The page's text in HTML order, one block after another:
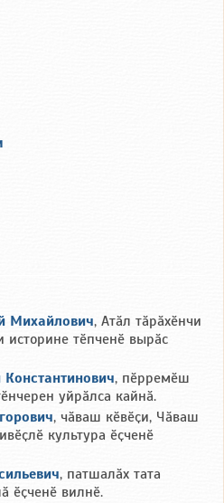
Михайлович, Атӑл тӑрӑхӗнчи
историне тӗпченӗ вырӑс
, пӗрремӗш
уйрӑлса кайнӑ.
, чӑваш кӗвӗҫи, Чӑваш
культура ӗҫченӗ
, патшалӑх тата
ӗҫченӗ вилнӗ.